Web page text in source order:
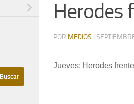
Herodes
POR MEDIOS ·
Jueves: Herodes